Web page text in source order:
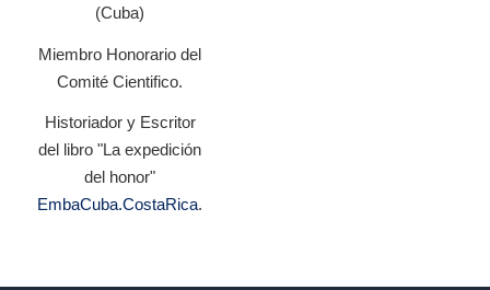
(Cuba)
Miembro Honorario del
Comité Cientifico.
Historiador y Escritor
del libro "La expedición
del honor"
EmbaCuba.CostaRica.